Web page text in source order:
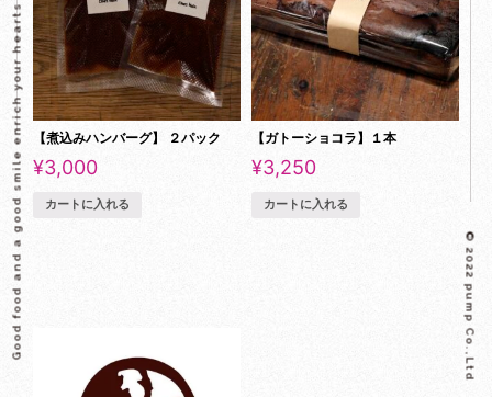
【煮込みハンバーグ】 ２パック
¥3,000
カートに入れる
【ガトーショコラ】１本
¥3,250
カートに入れる
Good food and a good smile enrich your hearts © 2022 pump Co.,Ltd